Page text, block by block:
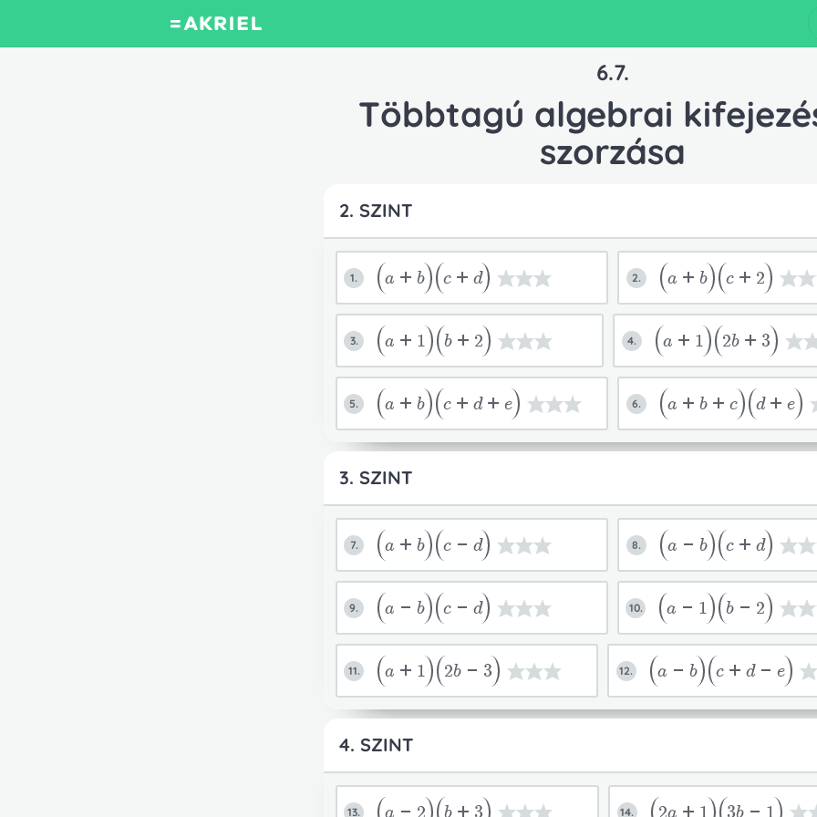
6.7.
Többtagú algebrai
szorzása
2. SZINT
1. a+b c+d 2. a+b c+2
3. a+1 b+2 4. a+1 2b+3
5. a+b c+d+e 6. a+b+c d+e
3. SZINT
7. a+b c-d 8. a-b c+d
9. a-b c-d 10. a-1 b-2
11. a+1 2b-3 12. a-b c+d-e
4. SZINT
13. a-2 b+3 14. 2a+1 3b-1